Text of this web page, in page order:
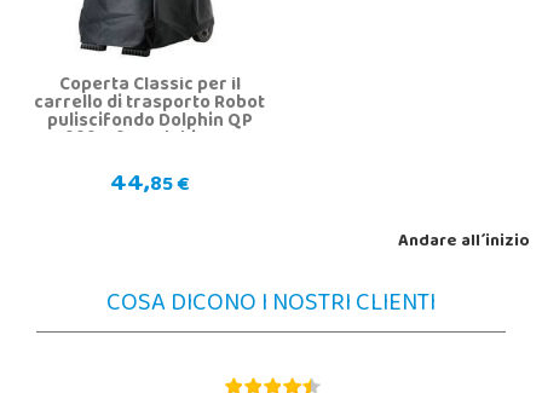
Coperta Classic per il
carrello di trasporto Robot
puliscifondo Dolphin QP
9991794 Dolphin QP
44,85 €
Andare all´inizio
COSA DICONO I NOSTRI CLIENTI